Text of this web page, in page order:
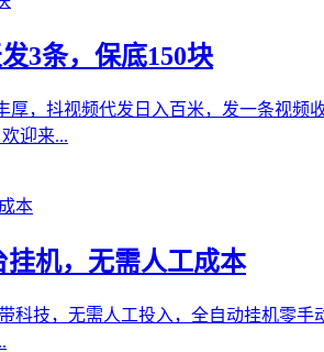
3条，保底150块
，抖视频代发日入百米，发一条视
迎来...
挂机，无需人工成本
科技，无需人工投入，全自动挂机零